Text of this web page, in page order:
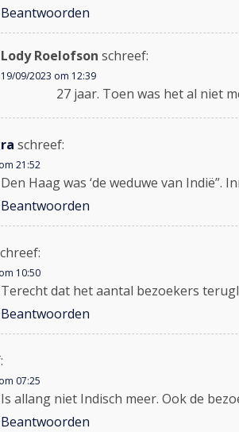
Beantwoorden
Lody Roelofson schreef:
19/09/2023 om 12:39
27 jaar. Toen was het al niet
schreef:
21:52
Den Haag was ‘de weduwe van
Beantwoorden
10:50
Terecht dat het aantal bezoekers
Beantwoorden
07:25
Is allang niet Indisch meer. Ook de
Beantwoorden